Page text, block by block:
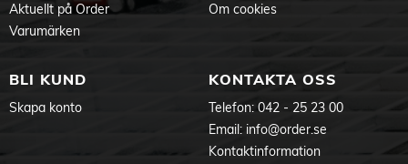
Aktuellt på Order
Varumärken
Om cookies
BLI KUND
Skapa konto
KONTAKTA OSS
Telefon: 042 - 25 23 00
Email: info@order.se
Kontaktinformation